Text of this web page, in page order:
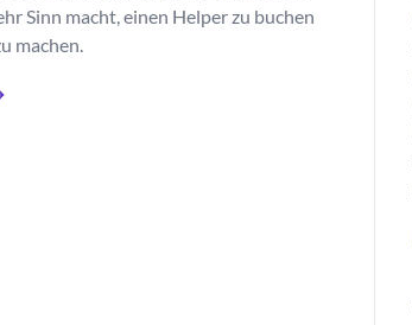
Sinn macht, einen Helper zu buchen
machen.